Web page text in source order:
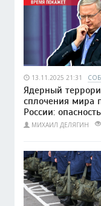
13.11.2025 21:31
Ядерный
сплочения мира
России:
МИХАИЛ ДЕЛЯГИН